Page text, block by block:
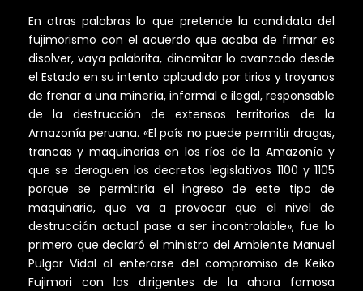
En otras palabras lo que pretende la candidata del
fujimorismo con el acuerdo que acaba de firmar es
disolver, vaya palabrita, dinamitar lo avanzado desde
el Estado en su intento aplaudido por tirios y troyanos
de frenar a una minería, informal e ilegal, responsable
de la destrucción de extensos territorios de la
Amazonía peruana. «El país no puede permitir dragas,
trancas y maquinarias en los ríos de la Amazonía y
que se deroguen los decretos legislativos 1100 y 1105
porque se permitiría el ingreso de este tipo de
maquinaria, que va a provocar que el nivel de
destrucción actual pase a ser incontrolable», fue lo
primero que declaró el ministro del Ambiente Manuel
Pulgar Vidal al enterarse del compromiso de Keiko
Fujimori con los dirigentes de la ahora famosa